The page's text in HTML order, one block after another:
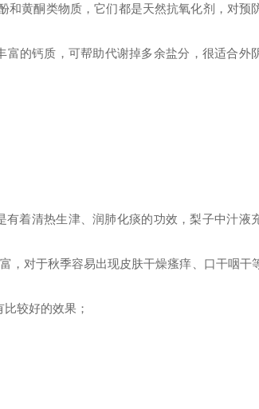
和黄酮类物质，它们都是天然抗氧化剂，对预
富的钙质，可帮助代谢掉多余盐分，很适合外
有着清热生津、润肺化痰的功效，梨子中汁液
，对于秋季容易出现皮肤干燥瘙痒、口干咽干
较好的效果；